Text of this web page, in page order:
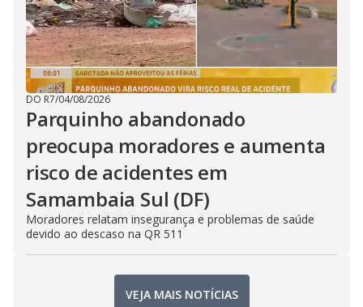
DO R7/04/08/2026
Parquinho abandonado
preocupa moradores e aumenta
risco de acidentes em
Samambaia Sul (DF)
Moradores relatam insegurança e problemas de saúde
devido ao descaso na QR 511
VEJA MAIS NOTÍCIAS